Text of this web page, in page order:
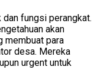
dan fungsi perangkat.
akan
membuat para
desa. Mereka
urgent untuk